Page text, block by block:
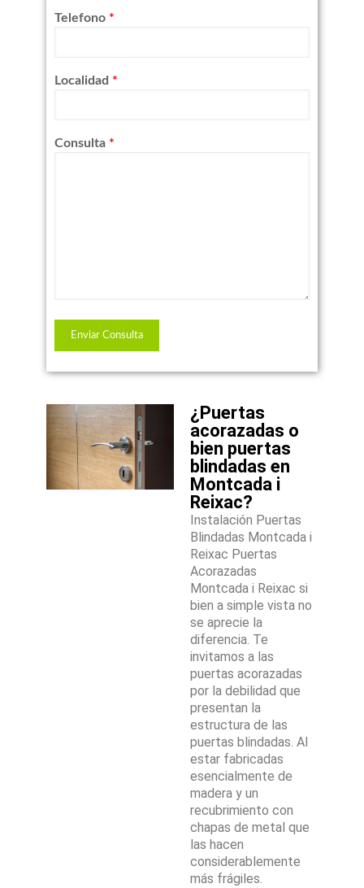
Telefono *
Localidad *
Consulta *
¿Puertas
acorazadas o
bien puertas
blindadas en
Montcada i
Reixac?
Instalación Puertas
Blindadas Montcada i
Reixac Puertas
Acorazadas
Montcada i Reixac si
bien a simple vista no
se aprecie la
diferencia. Te
invitamos a las
puertas acorazadas
por la debilidad que
presentan la
estructura de las
puertas blindadas. Al
estar fabricadas
esencialmente de
madera y un
recubrimiento con
chapas de metal que
las hacen
considerablemente
más frágiles.